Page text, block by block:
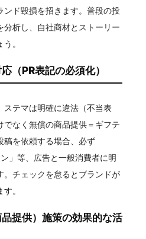
ンド毀損を招きます。普段の投
析し、自社商材とストーリー
。
（PR表記の必須化）
テマは明確に違法（不当表
なく無償の商品提供＝ギフテ
稿を依頼する場合、必ず
」等、広告と一般消費者に明
。チェックを怠るとブランドが
。
提供）施策の効果的な活